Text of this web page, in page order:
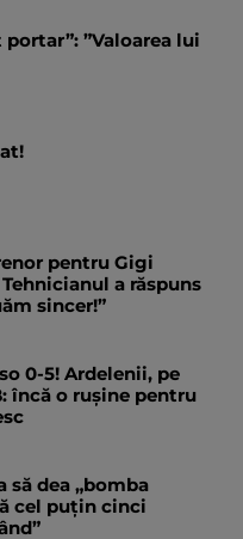
portar”: ”Valoarea lui
pentru Gigi
a răspuns
sincer!”
0-5! Ardelenii, pe
încă o rușine pentru
să dea „bomba
cel puțin cinci